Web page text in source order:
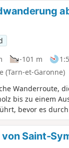
-101 m
(Tarn-et-Garonne)
Wanderroute,
bis zu einem
bevor es
im Tal entlang
Saint-